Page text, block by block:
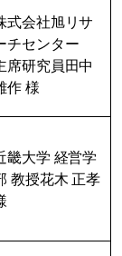
式会社旭リサ
チセンター
席研究員田中
作 様
畿大学 経営学
教授花木 正孝